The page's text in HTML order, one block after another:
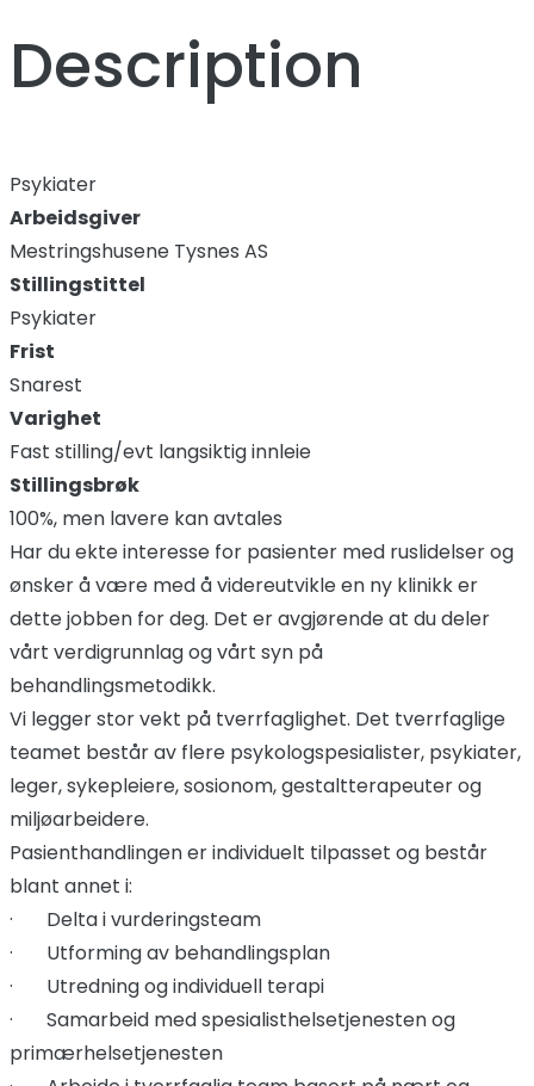
Description
Psykiater
Arbeidsgiver
Mestringshusene Tysnes AS
Stillingstittel
Psykiater
Frist
Snarest
Varighet
Fast stilling/evt langsiktig innleie
Stillingsbrøk
100%, men lavere kan avtales
Har du ekte interesse for pasienter med ruslidelser og
ønsker å være med å videreutvikle en ny klinikk er
dette jobben for deg. Det er avgjørende at du deler
vårt verdigrunnlag og vårt syn på
behandlingsmetodikk.
Vi legger stor vekt på tverrfaglighet. Det tverrfaglige
teamet består av flere psykologspesialister, psykiater,
leger, sykepleiere, sosionom, gestaltterapeuter og
miljøarbeidere.
Pasienthandlingen er individuelt tilpasset og består
blant annet i:
· Delta i vurderingsteam
· Utforming av behandlingsplan
· Utredning og individuell terapi
· Samarbeid med spesialisthelsetjenesten og
primærhelsetjenesten